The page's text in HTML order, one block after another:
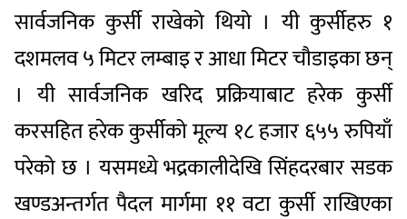
सार्वजनिक कुर्सी राखेको थियो । यी कुर्सीहरु १
दशमलव ५ मिटर लम्बाइ र आधा मिटर चौडाइका छन्
। यी सार्वजनिक खरिद प्रक्रियाबाट हरेक कुर्सी
करसहित हरेक कुर्सीको मूल्य १८ हजार ६५५ रुपियाँ
परेको छ । यसमध्ये भद्रकालीदेखि सिंहदरबार सडक
खण्डअन्तर्गत पैदल मार्गमा ११ वटा कुर्सी राखिएका